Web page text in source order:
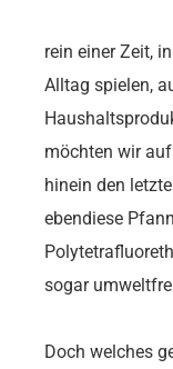
rein einer Zeit,
Alltag spielen,
möchten wir
hinein den
ebendiese
sogar
Doch welches